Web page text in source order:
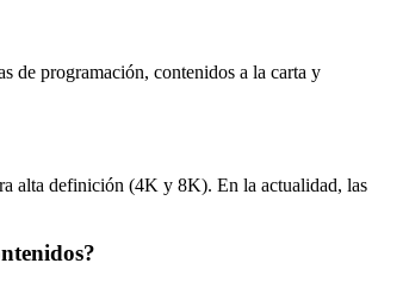
de programación, contenidos a la carta y
alta definición (4K y 8K). En la actualidad, las